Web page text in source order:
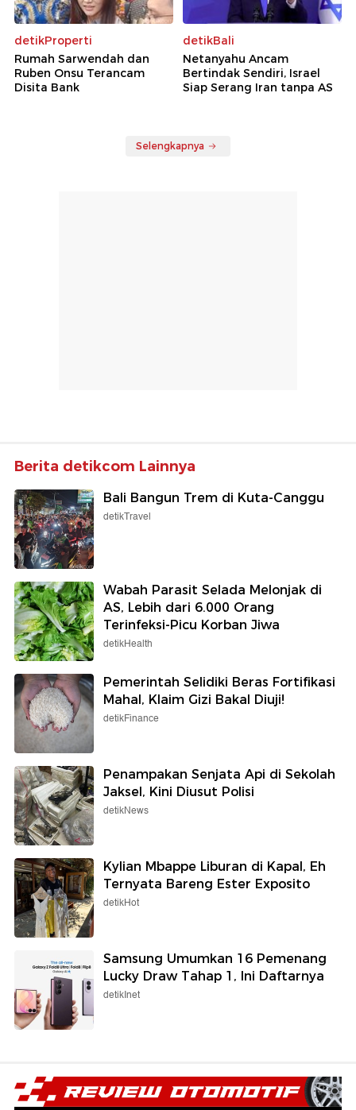
detikProperti
Rumah Sarwendah dan
Ruben Onsu Terancam
Disita Bank
detikBali
Netanyahu Ancam
Bertindak Sendiri, Israel
Siap Serang Iran tanpa AS
Selengkapnya
Berita detikcom Lainnya
Bali Bangun Trem di Kuta-Canggu
detikTravel
Wabah Parasit Selada Melonjak di
AS, Lebih dari 6.000 Orang
Terinfeksi-Picu Korban Jiwa
detikHealth
Pemerintah Selidiki Beras Fortifikasi
Mahal, Klaim Gizi Bakal Diuji!
detikFinance
Penampakan Senjata Api di Sekolah
Jaksel, Kini Diusut Polisi
detikNews
Kylian Mbappe Liburan di Kapal, Eh
Ternyata Bareng Ester Exposito
detikHot
Samsung Umumkan 16 Pemenang
Lucky Draw Tahap 1, Ini Daftarnya
detikInet